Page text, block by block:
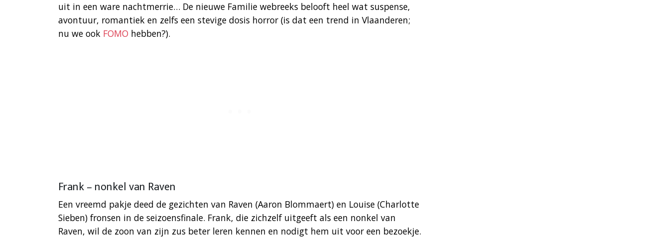
uit in een ware nachtmerrie… De nieuwe Familie webreeks belooft heel wat suspense,
avontuur, romantiek en zelfs een stevige dosis horror (is dat een trend in Vlaanderen;
nu we ook FOMO hebben?).
Frank – nonkel van Raven
Een vreemd pakje deed de gezichten van Raven (Aaron Blommaert) en Louise (Charlotte
Sieben) fronsen in de seizoensfinale. Frank, die zichzelf uitgeeft als een nonkel van
Raven, wil de zoon van zijn zus beter leren kennen en nodigt hem uit voor een bezoekje.